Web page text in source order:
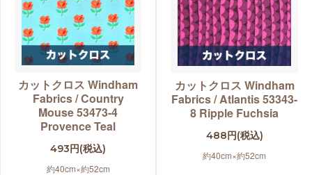
カットクロス Windham
Fabrics / Country
Mouse 53473-4
Provence Teal
493円(税込)
約40cm×約52cm
カットクロス Windham
Fabrics / Atlantis 53343-
8 Ripple Fuchsia
488円(税込)
約40cm×約52cm